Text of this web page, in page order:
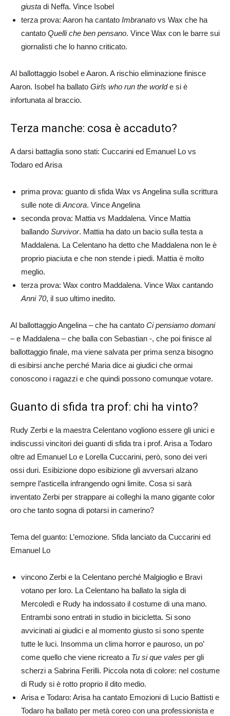
giusta di Neffa. Vince Isobel
terza prova: Aaron ha cantato Imbranato vs Wax che ha
cantato Quelli che ben pensano. Vince Wax con le barre sui
giornalisti che lo hanno criticato.
Al ballottaggio Isobel e Aaron. A rischio eliminazione finisce
Aaron. Isobel ha ballato Girls who run the worlde si è
infortunata al braccio.
Terza manche: cosa è accaduto?
A darsi battaglia sono stati: Cuccarini ed Emanuel Lo vs
Todaro ed Arisa
prima prova: guanto di sfida Wax vs Angelina sulla scrittura
sulle note di Ancora. Vince Angelina
seconda prova: Mattia vs Maddalena. Vince Mattia
ballando Survivor. Mattia ha dato un bacio sulla testa a
Maddalena. La Celentano ha detto che Maddalena non le è
proprio piaciuta e che non stende i piedi. Mattia è molto
meglio.
terza prova: Wax contro Maddalena. Vince Wax cantando
Anni 70, il suo ultimo inedito.
Al ballottaggio Angelina – che ha cantato Ci pensiamo domani
– e Maddalena – che balla con Sebastian -, che poi finisce al
ballottaggio finale, ma viene salvata per prima senza bisogno
di esibirsi anche perché Maria dice ai giudici che ormai
conoscono i ragazzi e che quindi possono comunque votare.
Guanto di sfida tra prof: chi ha vinto?
Rudy Zerbi e la maestra Celentano vogliono essere gli unici e
indiscussi vincitori dei guanti di sfida tra i prof. Arisa a Todaro
oltre ad Emanuel Lo e Lorella Cuccarini, però, sono dei veri
ossi duri. Esibizione dopo esibizione gli avversari alzano
sempre l’asticella infrangendo ogni limite. Cosa si sarà
inventato Zerbi per strappare ai colleghi la mano gigante color
oro che tanto sogna di potarsi in camerino?
Tema del guanto: L’emozione. Sfida lanciato da Cuccarini ed
Emanuel Lo
vincono Zerbi e la Celentano perché Malgioglio e Bravi
votano per loro. La Celentano ha ballato la sigla di
Mercoledì e Rudy ha indossato il costume di una mano.
Entrambi sono entrati in studio in bicicletta. Si sono
avvicinati ai giudici e al momento giusto si sono spente
tutte le luci. Insomma un clima horror e pauroso, un po’
come quello che viene ricreato a Tu si que vales per gli
scherzi a Sabrina Ferilli. Piccola nota di colore: nel costume
di Rudy si è rotto proprio il dito medio.
Arisa e Todaro: Arisa ha cantato Emozioni di Lucio Battisti e
Todaro ha ballato per metà coreo con una professionista e